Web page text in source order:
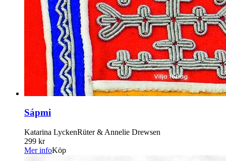
Sápmi
Katarina LyckenRüter & Annelie Drewsen
299 kr
Mer infoKöp